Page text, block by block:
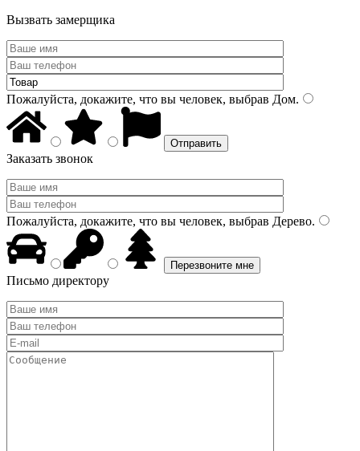
Вызвать замерщика
Пожалуйста, докажите, что вы человек, выбрав Дом.
Заказать звонок
Пожалуйста, докажите, что вы человек, выбрав Дерево.
Письмо директору